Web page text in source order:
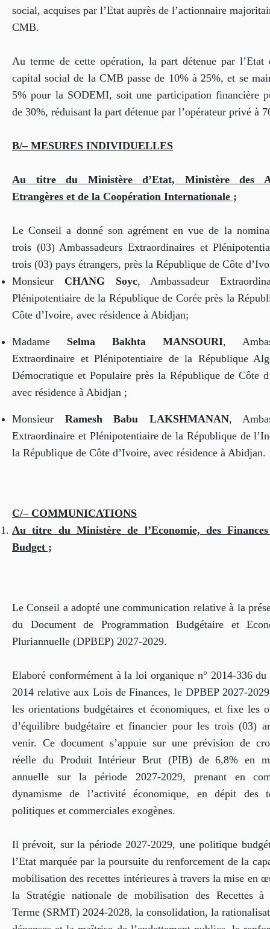
social, acquises par l’Etat auprès de l’actionnaire
CMB.
Au terme de cette opération, la part détenue par l’Etat
capital social de la CMB passe de 10% à 25%, et se
5% pour la SODEMI, soit une participation financière
de 30%, réduisant la part détenue par l’opérateur privé à
B/– MESURES INDIVIDUELLES
Au titre du Ministère d’Etat, Ministère des
Etrangères et de la Coopération Internationale ;
Le Conseil a donné son agrément en vue de la
trois (03) Ambassadeurs Extraordinaires et
trois (03) pays étrangers, près la République de Côte
Monsieur CHANG Soyc, Ambassadeur
Plénipotentiaire de la République de Corée près la
Côte d’Ivoire, avec résidence à Abidjan;
Madame Selma Bakhta MANSOURI,
Extraordinaire et Plénipotentiaire de la République
Démocratique et Populaire près la République de Côte
avec résidence à Abidjan ;
Monsieur Ramesh Babu LAKSHMANAN,
Extraordinaire et Plénipotentiaire de la République de
la République de Côte d’Ivoire, avec résidence à Abidjan.
C/– COMMUNICATIONS
Au titre du Ministère de l’Economie, des
Budget ;
Le Conseil a adopté une communication relative à la
du Document de Programmation Budgétaire et
Pluriannuelle (DPBEP) 2027-2029.
Elaboré conformément à la loi organique n° 2014-336
2014 relative aux Lois de Finances, le DPBEP 2027-
les orientations budgétaires et économiques, et fixe les
d’équilibre budgétaire et financier pour les trois (03)
venir. Ce document s’appuie sur une prévision de
réelle du Produit Intérieur Brut (PIB) de 6,8% en
annuelle sur la période 2027-2029, prenant en
dynamisme de l’activité économique, en dépit des
politiques et commerciales exogènes.
Il prévoit, sur la période 2027-2029, une politique
l’Etat marquée par la poursuite du renforcement de la
mobilisation des recettes intérieures à travers la mise en
la Stratégie nationale de mobilisation des Recettes à
Terme (SRMT) 2024-2028, la consolidation, la